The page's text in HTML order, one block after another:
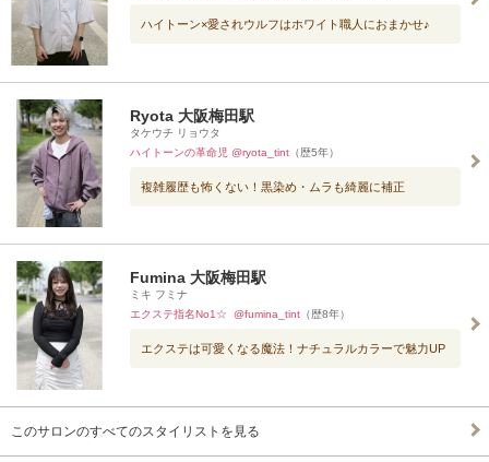
ハイトーン×愛されウルフはホワイト職人におまかせ♪
Ryota 大阪梅田駅
タケウチ リョウタ
ハイトーンの革命児 @ryota_tint （歴5年）
複雑履歴も怖くない！黒染め・ムラも綺麗に補正
Fumina 大阪梅田駅
ミキ フミナ
エクステ指名No1☆ @fumina_tint （歴8年）
エクステは可愛くなる魔法！ナチュラルカラーで魅力UP
このサロンのすべてのスタイリストを見る